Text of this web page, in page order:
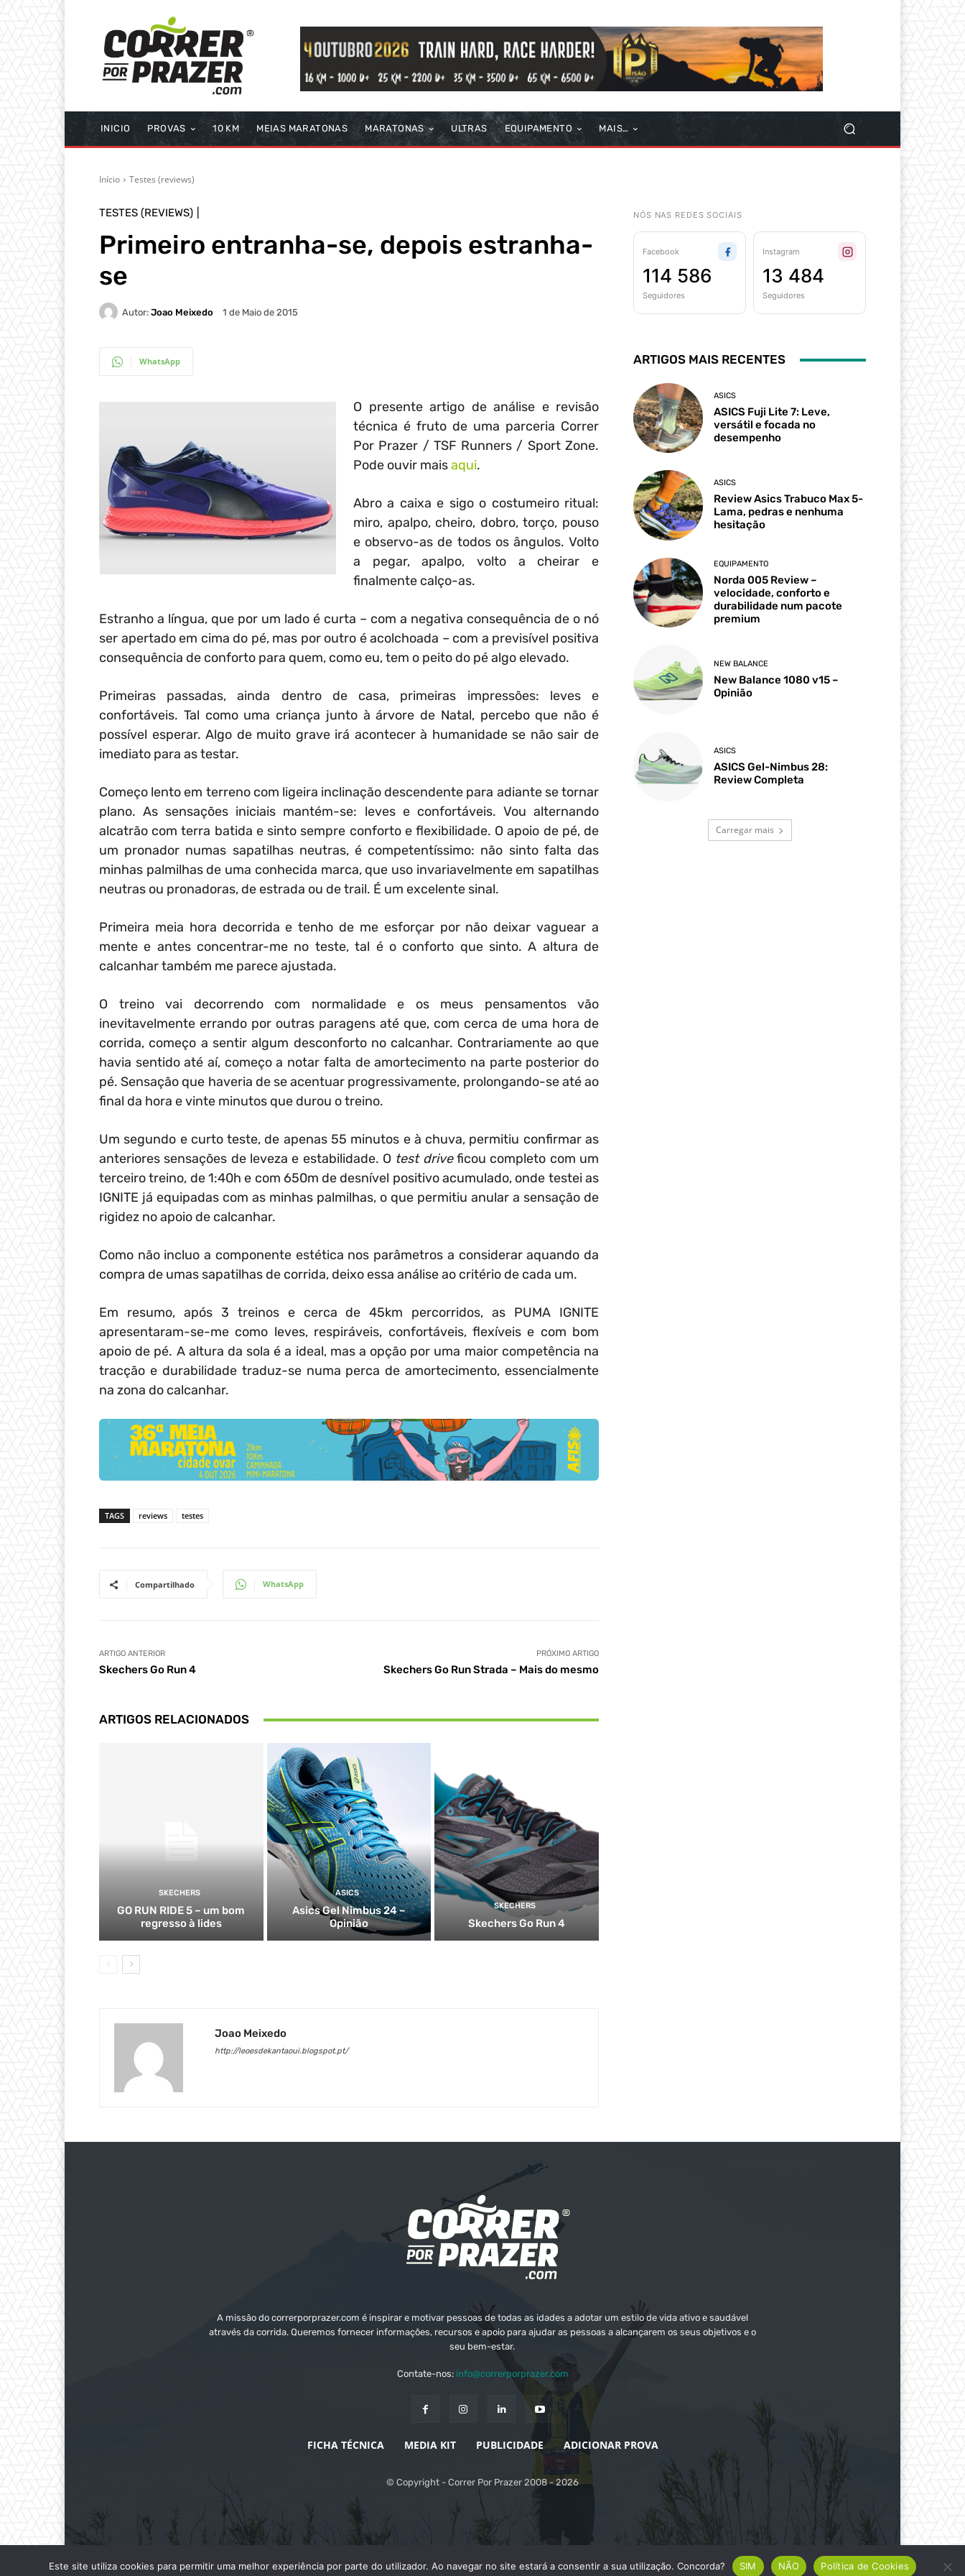
INICIO PROVAS 10 KM MEIAS MARATONAS MARATONAS ULTRAS EQUIPAMENTO MAIS…
Início Testes (reviews)
TESTES (REVIEWS)
Primeiro entranha-se, depois estranha-
se
Autor: Joao Meixedo 1 de Maio de 2015
WhatsApp
O presente artigo de análise e revisão
técnica é fruto de uma parceria Correr
Por Prazer / TSF Runners / Sport Zone.
Pode ouvir maisaqui.
Abro a caixa e sigo o costumeiro ritual:
miro, apalpo, cheiro, dobro, torço, pouso
e observo-as de todos os ângulos. Volto
a pegar, apalpo, volto a cheirar e
finalmente calço-as.
Estranho a língua, que por um lado é curta – com a negativa consequência de o nó
ser apertado em cima do pé, mas por outro é acolchoada – com a previsível positiva
consequência de conforto para quem, como eu, tem o peito do pé algo elevado.
Primeiras passadas, ainda dentro de casa, primeiras impressões: leves e
confortáveis. Tal como uma criança junto à árvore de Natal, percebo que não é
possível esperar. Algo de muito grave irá acontecer à humanidade se não sair de
imediato para as testar.
Começo lento em terreno com ligeira inclinação descendente para adiante se tornar
plano. As sensações iniciais mantém-se: leves e confortáveis. Vou alternando
alcatrão com terra batida e sinto sempre conforto e flexibilidade. O apoio de pé, de
um pronador numas sapatilhas neutras, é competentíssimo: não sinto falta das
minhas palmilhas de uma conhecida marca, que uso invariavelmente em sapatilhas
neutras ou pronadoras, de estrada ou de trail. É um excelente sinal.
Primeira meia hora decorrida e tenho de me esforçar por não deixar vaguear a
mente e antes concentrar-me no teste, tal é o conforto que sinto. A altura de
calcanhar também me parece ajustada.
O treino vai decorrendo com normalidade e os meus pensamentos vão
inevitavelmente errando por outras paragens até que, com cerca de uma hora de
corrida, começo a sentir algum desconforto no calcanhar. Contrariamente ao que
havia sentido até aí, começo a notar falta de amortecimento na parte posterior do
pé. Sensação que haveria de se acentuar progressivamente, prolongando-se até ao
final da hora e vinte minutos que durou o treino.
Um segundo e curto teste, de apenas 55 minutos e à chuva, permitiu confirmar as
anteriores sensações de leveza e estabilidade. O test driveficou completo com um
terceiro treino, de 1:40h e com 650m de desnível positivo acumulado, onde testei as
IGNITE já equipadas com as minhas palmilhas, o que permitiu anular a sensação de
rigidez no apoio de calcanhar.
Como não incluo a componente estética nos parâmetros a considerar aquando da
compra de umas sapatilhas de corrida, deixo essa análise ao critério de cada um.
Em resumo, após 3 treinos e cerca de 45km percorridos, as PUMA IGNITE
apresentaram-se-me como leves, respiráveis, confortáveis, flexíveis e com bom
apoio de pé. A altura da sola é a ideal, mas a opção por uma maior competência na
tracção e durabilidade traduz-se numa perca de amortecimento, essencialmente
na zona do calcanhar.
TAGS reviews testes
Compartilhado WhatsApp
ARTIGO ANTERIOR
Skechers Go Run 4
PRÓXIMO ARTIGO
Skechers Go Run Strada – Mais do mesmo
ARTIGOS RELACIONADOS
SKECHERS
GO RUN RIDE 5 – um bom
regresso à lides
ASICS
Asics Gel Nimbus 24 –
Opinião
SKECHERS
Skechers Go Run 4
Joao Meixedo
http://leoesdekantaoui.blogspot.pt/
NÓS NAS REDES SOCIAIS
Facebook
114 586
Seguidores
Instagram
13 484
Seguidores
ARTIGOS MAIS RECENTES
ASICS
ASICS Fuji Lite 7: Leve,
versátil e focada no
desempenho
ASICS
Review Asics Trabuco Max 5-
Lama, pedras e nenhuma
hesitação
EQUIPAMENTO
Norda 005 Review –
velocidade, conforto e
durabilidade num pacote
premium
NEW BALANCE
New Balance 1080 v15 –
Opinião
ASICS
ASICS Gel-Nimbus 28:
Review Completa
Carregar mais
A missão do correrporprazer.com é inspirar e motivar pessoas de todas as idades a adotar um estilo de vida ativo e saudável
através da corrida. Queremos fornecer informações, recursos e apoio para ajudar as pessoas a alcançarem os seus objetivos e o
seu bem-estar.
Contate-nos: info@correrporprazer.com
FICHA TÉCNICA MEDIA KIT PUBLICIDADE ADICIONAR PROVA
© Copyright - Correr Por Prazer 2008 - 2026
Este site utiliza cookies para permitir uma melhor experiência por parte do utilizador. Ao navegar no site estará a consentir a sua utilização. Concorda? SIM NÃO Política de Cookies